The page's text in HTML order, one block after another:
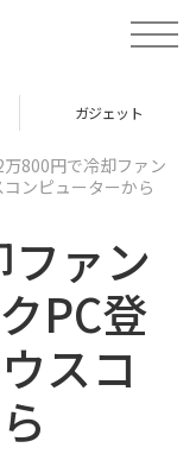
t
o
v
万800円で冷却ファン
ンピューターから
ァン
PC登
スコ